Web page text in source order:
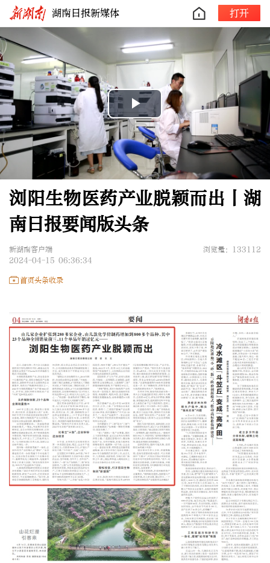
湖南日报新媒体 打开
Play
Video
浏阳生物医药产业脱颖而出丨湖
南日报要闻版头条
新湖南客户端
浏览量：133112
2024-04-15 06:36:34
首页头条收录